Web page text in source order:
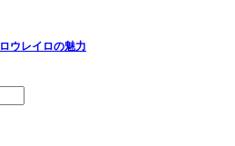
ウレイロの魅力